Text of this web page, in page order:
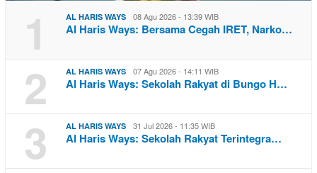
1 AL HARIS WAYS 08 Agu 2026 - 13:39 WIB
Al Haris Ways: Bersama Cegah IRET, Narko…
2 AL HARIS WAYS 07 Agu 2026 - 14:11 WIB
Al Haris Ways: Sekolah Rakyat di Bungo H…
3 AL HARIS WAYS 31 Jul 2026 - 11:35 WIB
Al Haris Ways: Sekolah Rakyat Terintegra…